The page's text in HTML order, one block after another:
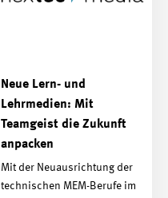
Neue Lern- und
Lehrmedien: Mit
Teamgeist die Zukunft
anpacken
Mit der Neuausrichtung der
technischen MEM-Berufe im